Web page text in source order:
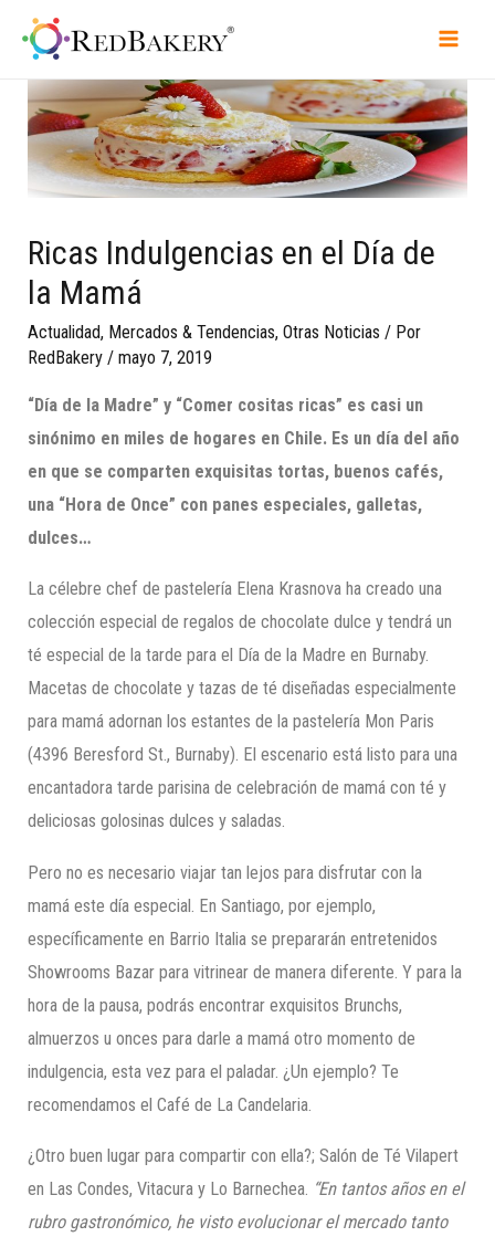
Ricas Indulgencias en el Día de
la Mamá
Actualidad, Mercados & Tendencias,Otras Noticias / Por
RedBakery /mayo 7, 2019
“Día de la Madre” y “Comer cositas ricas” es casi un
sinónimo en miles de hogares en Chile. Es un día del año
en que se comparten exquisitas tortas, buenos cafés,
una “Hora de Once” con panes especiales, galletas,
dulces…
La célebre chef de pastelería Elena Krasnova ha creado una
colección especial de regalos de chocolate dulce y tendrá un
té especial de la tarde para el Día de la Madre en Burnaby.
Macetas de chocolate y tazas de té diseñadas especialmente
para mamá adornan los estantes de la pastelería Mon Paris
(4396 Beresford St., Burnaby). El escenario está listo para una
encantadora tarde parisina de celebración de mamá con té y
deliciosas golosinas dulces y saladas.
Pero no es necesario viajar tan lejos para disfrutar con la
mamá este día especial. En Santiago, por ejemplo,
específicamente en Barrio Italia se prepararán entretenidos
Showrooms Bazar para vitrinear de manera diferente. Y para la
hora de la pausa, podrás encontrar exquisitos Brunchs,
almuerzos u onces para darle a mamá otro momento de
indulgencia, esta vez para el paladar. ¿Un ejemplo? Te
recomendamos el Café de La Candelaria.
¿Otro buen lugar para compartir con ella?; Salón de Té Vilapert
en Las Condes, Vitacura y Lo Barnechea. “En tantos años en el
rubro gastronómico, he visto evolucionar el mercado tanto